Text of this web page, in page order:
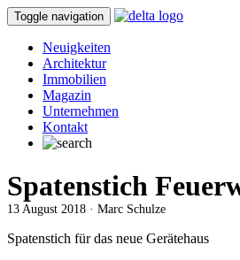
Toggle navigation
Neuigkeiten
Architektur
Immobilien
Magazin
Unternehmen
Kontakt
Spatenstich
13 August 2018 · Marc Schulze
Spatenstich für das neue Gerätehaus